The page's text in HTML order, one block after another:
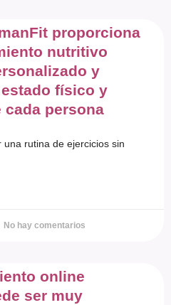
proporciona
nutritivo
y
físico y
persona
una rutina de ejercicios sin
No hay comentarios
online
ser muy